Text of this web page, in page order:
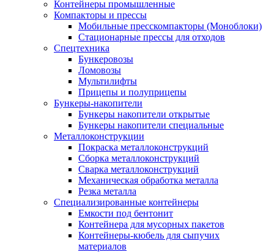
Контейнеры промышленные
Компакторы и прессы
Мобильные пресскомпакторы (Моноблоки)
Стационарные прессы для отходов
Спецтехника
Бункеровозы
Ломовозы
Мультилифты
Прицепы и полуприцепы
Бункеры-накопители
Бункеры накопители открытые
Бункеры накопители специальные
Металлоконструкции
Покраска металлоконструкций
Сборка металлоконструкций
Сварка металлоконструкций
Механическая обработка металла
Резка металла
Специализированные контейнеры
Емкости под бентонит
Контейнера для мусорных пакетов
Контейнеры-кюбель для сыпучих
материалов